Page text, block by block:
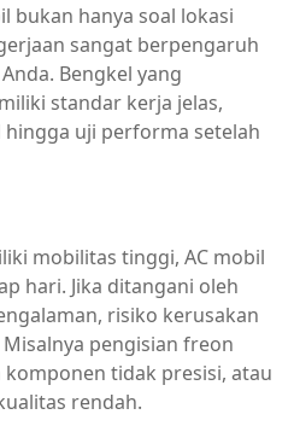
bukan hanya soal lokasi
sangat berpengaruh
Bengkel yang
standar kerja jelas,
uji performa setelah
mobilitas tinggi, AC mobil
hari. Jika ditangani oleh
risiko kerusakan
pengisian freon
tidak presisi, atau
rendah.